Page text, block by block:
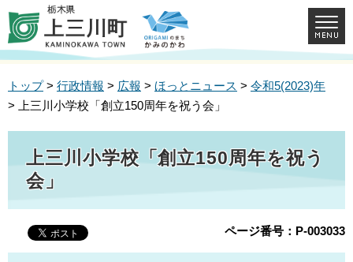
トップ> 行政情報 > 広報 > ほっとニュース > 令和5(2023)年
> 上三川小学校「創立150周年を祝う会」
上三川小学校「創立150周年を祝う
会」
ページ番号：P-003033